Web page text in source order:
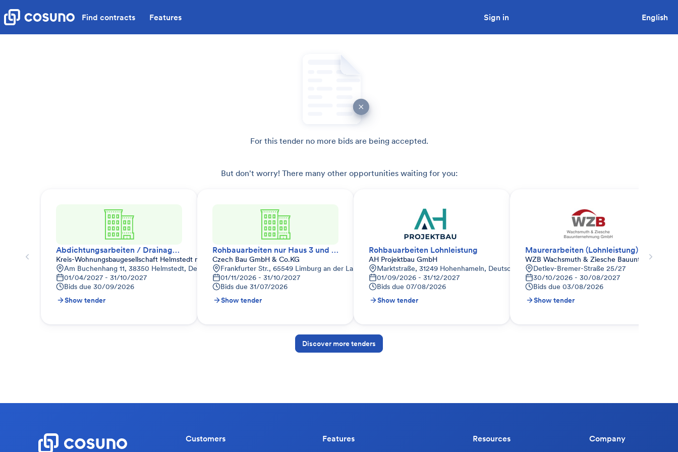
Find contracts Features Sign in English
For this tender no more bids are being accepted.
But don't worry! There many other opportunities waiting for you:
Abdichtungsarbeiten / Drainage / Sockelputz
Kreis-Wohnungsbaugesellschaft Helmstedt mbH
Am Buchenhang 11, 38350 Helmstedt, Deutschland
01/04/2027 - 31/10/2027
Bids due 30/09/2026
Show tender
Rohbauarbeiten nur Haus 3 und TG anteilig
Czech Bau GmbH & Co.KG
Frankfurter Str., 65549 Limburg an der Lahn, Deutschland
01/11/2026 - 31/10/2027
Bids due 31/07/2026
Show tender
Rohbauarbeiten Lohnleistung
AH Projektbau GmbH
Marktstraße, 31249 Hohenhameln, Deutschland
01/09/2026 - 31/12/2027
Bids due 07/08/2026
Show tender
Maurerarbeiten (Lohnleistung)
WZB Wachsmuth & Ziesche
Detlev-Bremer-Straße 25/27
30/10/2026 - 30/08/2027
Bids due 03/08/2026
Show tender
Discover more tenders
Customers Features Resources Company